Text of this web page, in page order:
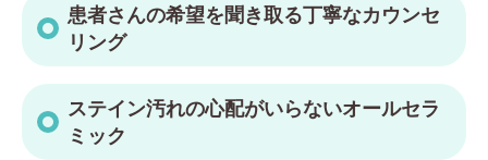
患者さんの希望を聞き取る丁寧なカウンセ
リング
ステイン汚れの心配がいらないオールセラ
ミック